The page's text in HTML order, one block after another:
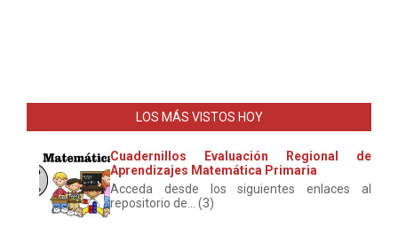
LOS MÁS VISTOS HOY
Cuadernillos Evaluación Regional de
Aprendizajes Matemática Primaria
Acceda desde los siguientes enlaces al
repositorio de... (3)